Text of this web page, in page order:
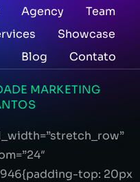
Agency
Team
Showcase
Blog
Contato
MARKETING
top: 20px